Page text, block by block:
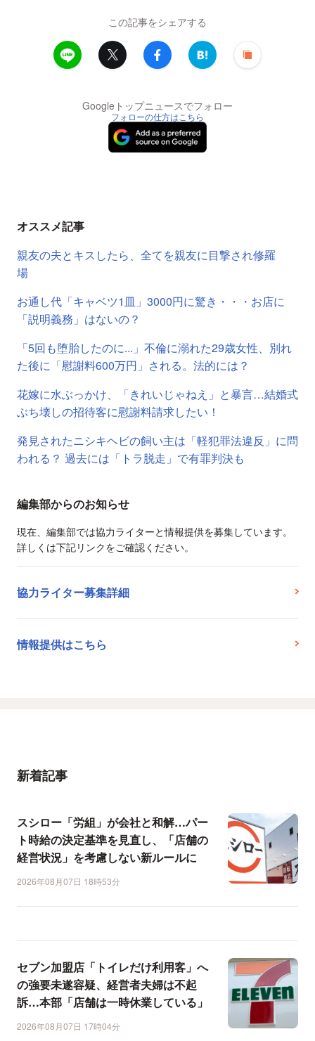
この記事をシェアする
Googleトップニュースでフォロー
フォローの仕方はこちら
オススメ記事
親友の夫とキスしたら、全てを親友に目撃され修羅
場
お通し代「キャベツ1皿」3000円に驚き・・・お店に
「説明義務」はないの？
「5回も堕胎したのに...」不倫に溺れた29歳女性、別れ
た後に「慰謝料600万円」される。法的には？
花嫁に水ぶっかけ、「きれいじゃねえ」と暴言…結婚式
ぶち壊しの招待客に慰謝料請求したい！
発見されたニシキヘビの飼い主は「軽犯罪法違反」に問
われる？ 過去には「トラ脱走」で有罪判決も
編集部からのお知らせ
現在、編集部では協力ライターと情報提供を募集しています。
詳しくは下記リンクをご確認ください。
協力ライター募集詳細
情報提供はこちら
新着記事
スシロー「労組」が会社と和解…パー
ト時給の決定基準を見直し、「店舗の
経営状況」を考慮しない新ルールに
2026年08月07日 18時53分
セブン加盟店「トイレだけ利用客」へ
の強要未遂容疑、経営者夫婦は不起
訴…本部「店舗は一時休業している」
2026年08月07日 17時04分